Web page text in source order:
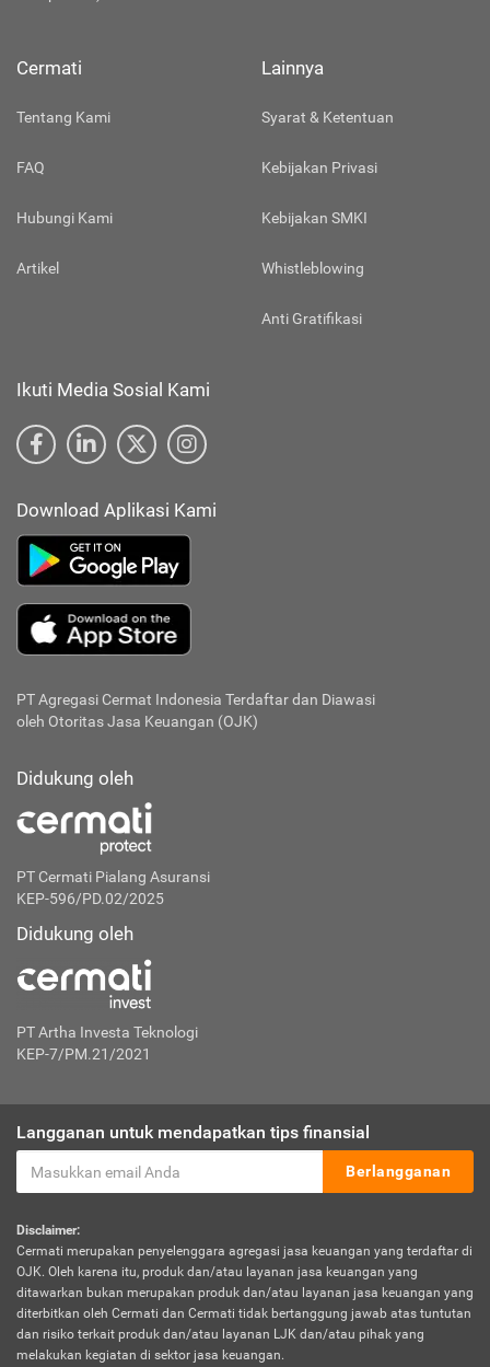
Cermati
Tentang Kami
FAQ
Hubungi Kami
Artikel
Lainnya
Syarat & Ketentuan
Kebijakan Privasi
Kebijakan SMKI
Whistleblowing
Anti Gratifikasi
Ikuti Media Sosial Kami
Download Aplikasi Kami
PT Agregasi Cermat Indonesia Terdaftar dan Diawasi
oleh Otoritas Jasa Keuangan (OJK)
Didukung oleh
PT Cermati Pialang Asuransi
KEP-596/PD.02/2025
Didukung oleh
PT Artha Investa Teknologi
KEP-7/PM.21/2021
Langganan untuk mendapatkan tips finansial
Berlangganan
Disclaimer:
Cermati merupakan penyelenggara agregasi jasa keuangan yang terdaftar di
OJK. Oleh karena itu, produk dan/atau layanan jasa keuangan yang
ditawarkan bukan merupakan produk dan/atau layanan jasa keuangan yang
diterbitkan oleh Cermati dan Cermati tidak bertanggung jawab atas tuntutan
dan risiko terkait produk dan/atau layanan LJK dan/atau pihak yang
melakukan kegiatan di sektor jasa keuangan.